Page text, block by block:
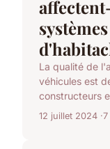
La qualité de
véhicules est
constructeurs
12 juillet 2024 7